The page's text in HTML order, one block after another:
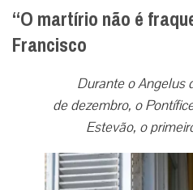
“O martírio não é
Francisco
Durante o Angelus
de dezembro, o
Estevão, o